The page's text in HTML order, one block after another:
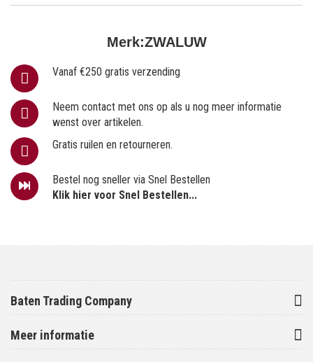
Merk:ZWALUW
Vanaf €250 gratis verzending
Neem contact met ons op als u nog meer informatie
wenst over artikelen.
Gratis ruilen en retourneren.
Bestel nog sneller via Snel Bestellen
Klik hier voor Snel Bestellen...
Baten Trading Company
Meer informatie